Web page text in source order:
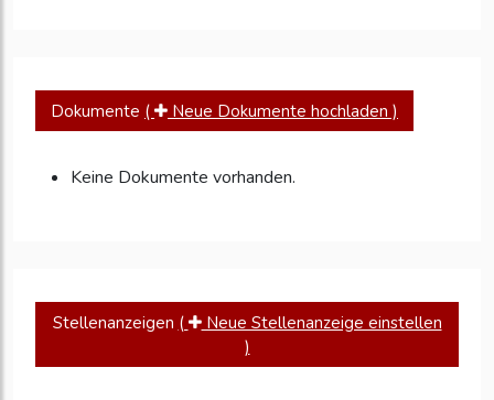
Dokumente ( Neue Dokumente hochladen )
Keine Dokumente vorhanden.
Stellenanzeigen (
Neue Stellenanzeige einstellen
)